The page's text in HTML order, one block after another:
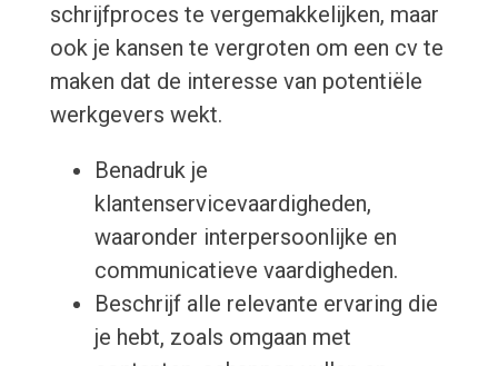
schrijfproces te vergemakkelijken, maar
ook je kansen te vergroten om een cv te
maken dat de interesse van potentiële
werkgevers wekt.
Benadruk je
klantenservicevaardigheden,
waaronder interpersoonlijke en
communicatieve vaardigheden.
Beschrijf alle relevante ervaring die
je hebt, zoals omgaan met